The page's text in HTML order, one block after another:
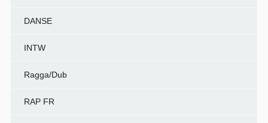
DANSE
INTW
Ragga/Dub
RAP FR